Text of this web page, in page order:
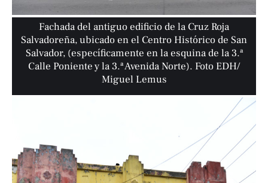
Fachada del antiguo edificio de la Cruz Roja
Salvadoreña, ubicado en el Centro Histórico de San
Salvador, (específicamente en la esquina de la 3.ª
Calle Poniente y la 3.ª Avenida Norte). Foto EDH/
Miguel Lemus